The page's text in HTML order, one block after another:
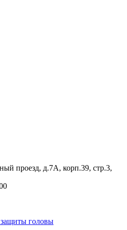
проезд, д.7А, корп.39, стр.3,
головы